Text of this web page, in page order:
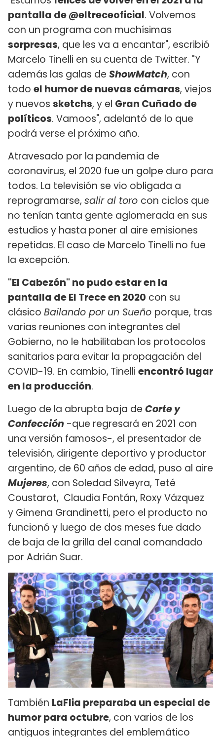
pantalla de @eltreceoficial. Volvemos
con un programa con muchísimas
sorpresas, que les va a encantar", escribió
Marcelo Tinelli en su cuenta de Twitter. "Y
además las galas de ShowMatch, con
todo el humor de nuevas cámaras, viejos
y nuevos sketchs, y el Gran Cuñado de
políticos. Vamoos", adelantó de lo que
podrá verse el próximo año.
Atravesado por la pandemia de
coronavirus, el 2020 fue un golpe duro para
todos. La televisión se vio obligada a
reprogramarse, salir al toro con ciclos que
no tenían tanta gente aglomerada en sus
estudios y hasta poner al aire emisiones
repetidas. El caso de Marcelo Tinelli no fue
la excepción.
"El Cabezón" no pudo estar en la
pantalla de El Trece en 2020 con su
clásico Bailando por un Sueño porque, tras
varias reuniones con integrantes del
Gobierno, no le habilitaban los protocolos
sanitarios para evitar la propagación del
COVID-19. En cambio, Tinelli encontró lugar
en la producción.
Luego de la abrupta baja de Corte y
Confección -que regresará en 2021 con
una versión famosos-, el presentador de
televisión, dirigente deportivo y productor
argentino, de 60 años de edad, puso al aire
Mujeres, con Soledad Silveyra, Teté
Coustarot, Claudia Fontán, Roxy Vázquez
y Gimena Grandinetti, pero el producto no
funcionó y luego de dos meses fue dado
de baja de la grilla del canal comandado
por Adrián Suar.
También LaFlia preparaba un especial de
humor para octubre, con varios de los
antiguos integrantes del emblemático